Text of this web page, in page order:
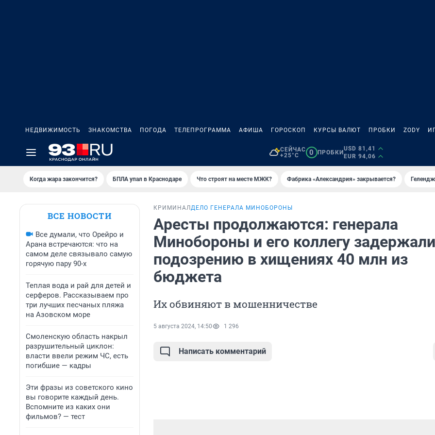
НЕДВИЖИМОСТЬ ЗНАКОМСТВА ПОГОДА ТЕЛЕПРОГРАММА АФИША ГОРОСКОП КУРСЫ ВАЛЮТ ПРОБКИ ZODY
СЕЙЧАС
+25°C
0 ПРОБКИ
USD 81,41
EUR 94,06
Когда жара закончится? БПЛА упал в Краснодаре Что строят на месте МЖК? Фабрика «Александрия» закрывается?
ВСЕ НОВОСТИ
Все думали, что Орейро и
Арана встречаются: что на
самом деле связывало самую
горячую пару 90-х
Теплая вода и рай для детей и
серферов. Рассказываем про
три лучших песчаных пляжа
на Азовском море
Смоленскую область накрыл
разрушительный циклон:
власти ввели режим ЧС, есть
погибшие — кадры
Эти фразы из советского кино
вы говорите каждый день.
Вспомните из каких они
фильмов? — тест
КРИМИНАЛДЕЛО ГЕНЕРАЛА МИНОБОРОНЫ
Аресты продолжаются: генерала
Минобороны и его коллегу
подозрению в хищениях 40 млн из
бюджета
Их обвиняют в мошенничестве
5 августа 2024, 14:50 1 296
Написать комментарий